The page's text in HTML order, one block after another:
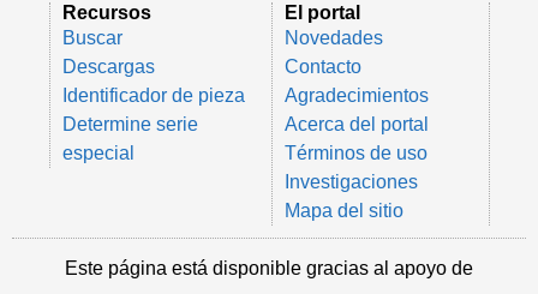
Recursos
Buscar
Descargas
Identificador de pieza
Determine serie
especial
El portal
Novedades
Contacto
Agradecimientos
Acerca del portal
Términos de uso
Investigaciones
Mapa del sitio
Este página está disponible gracias al apoyo de